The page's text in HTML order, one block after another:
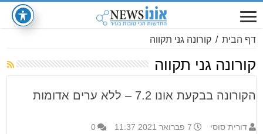
דף הבית / קורונה גני תקווה
קורונה גני תקווה
הקורונה בבקעת אונו 7.2 – ללא ערים אדומות
דורית סוסי 7 פברואר 2021 11:37 0